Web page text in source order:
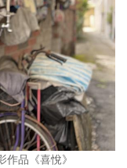
品《喜悅》